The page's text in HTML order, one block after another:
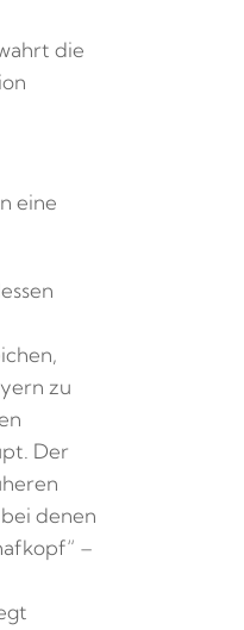
die
eine
zu
Der
denen
–